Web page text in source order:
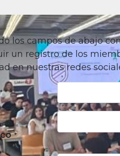
los campos de abajo
un registro de los
en nuestras redes
*
*